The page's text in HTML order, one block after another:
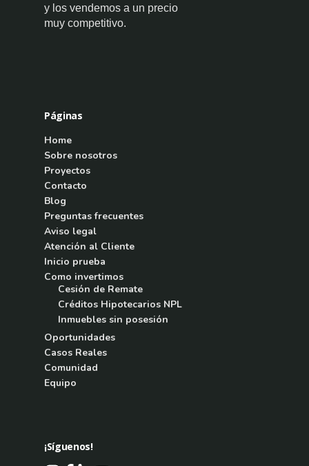
y los vendemos a un precio
muy competitivo.
Páginas
Home
Sobre nosotros
Proyectos
Contacto
Blog
Preguntas frecuentes
Aviso legal
Atención al Cliente
Inicio prueba
Como invertimos
Cesión de Remate
Créditos Hipotecarios NPL
Inmuebles sin posesión
Oportunidades
Casos Reales
Comunidad
Equipo
¡Síguenos!